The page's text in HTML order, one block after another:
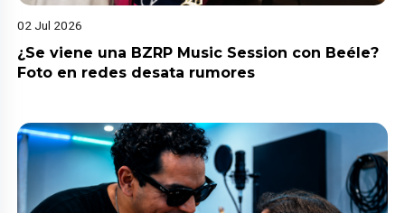
02 Jul 2026
¿Se viene una BZRP Music Session con Beéle?
Foto en redes desata rumores